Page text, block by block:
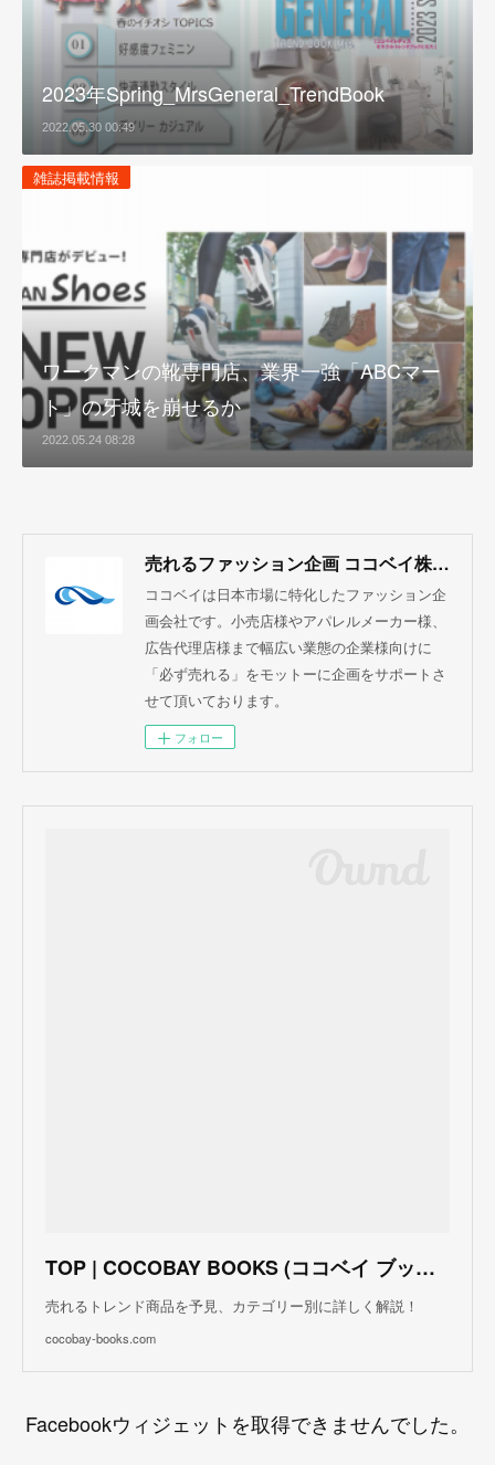
2023年Spring_MrsGeneral_TrendBook
2022.05.30 00:49
雑誌掲載情報
ワークマンの靴専門店、業界一強「ABCマー
ト」の牙城を崩せるか
2022.05.24 08:28
売れるファッション企画 ココベイ株式会社
ココベイは日本市場に特化したファッション企
画会社です。小売店様やアパレルメーカー様、
広告代理店様まで幅広い業態の企業様向けに
「必ず売れる」をモットーに企画をサポートさ
せて頂いております。
フォロー
TOP | COCOBAY BOOKS (ココベイ ブックス)
売れるトレンド商品を予見、カテゴリー別に詳しく解説！
cocobay-books.com
Facebookウィジェットを取得できませんでした。